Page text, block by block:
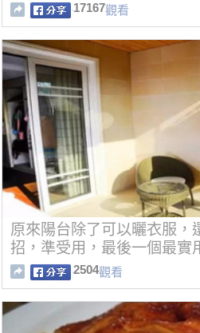
17167觀看
原來陽台除了可以曬衣服，
招，準受用，最後一個最實
2504觀看